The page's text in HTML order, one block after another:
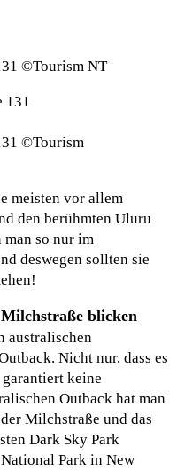
©Tourism NT
©Tourism
meisten vor allem
den berühmten Uluru
so nur im
deswegen sollten sie
blicken
australischen
Nicht nur, dass es
keine
Outback hat man
Milchstraße und das
Dark Sky Park
Park in New